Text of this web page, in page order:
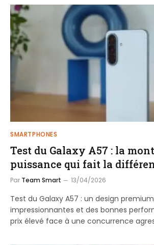
SMARTPHONES
Test du Galaxy A57 : la
puissance qui fait la
Par Team Smart 13/04/2026
Test du Galaxy A57 : un design
impressionnantes et des bonnes
prix élevé face à une concurrence